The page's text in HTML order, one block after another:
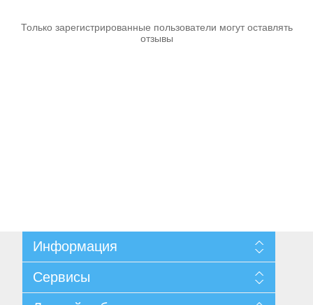
Грузоподъемное оборудование
Только зарегистрированные пользователи могут оставлять
отзывы
Информация
Доставка и возврат
Согласие на обработку персональных данных
Сервисы